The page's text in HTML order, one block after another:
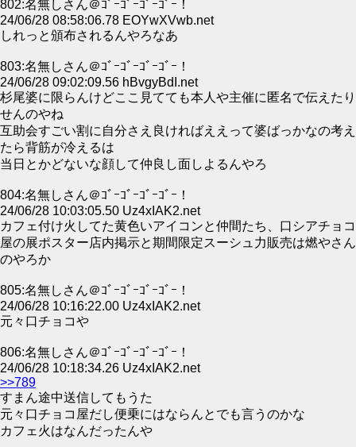
802:名無しさん＠ｺﾞｰｺﾞｰｺﾞｰｺﾞｰ！
24/06/28 08:58:06.78 EOYwXVwb.net
しれっと頒布されるんやろなあ
803:名無しさん＠ｺﾞｰｺﾞｰｺﾞｰｺﾞｰ！
24/06/28 09:02:09.56 hBvgyBdI.net
杉尾婆に限らんけどここ見てても本人や主催に匿名で伝えたり
せんのやね
互助会すごい割に自分さえ良ければええって婆ばっかなの考え
たら背筋が冷えるは
当日とかどないな顔して仲良し面しよるんやろ
804:名無しさん＠ｺﾞｰｺﾞｰｺﾞｰｺﾞｰ！
24/06/28 10:03:05.50 Uz4xIAK2.net
カフェ付け火してた黄色いアイコンと仲間たち、口シアチョコ
屋の展ポスター店内掲示と期間限定スーシュ力販売は燃やさん
のやろか
805:名無しさん＠ｺﾞｰｺﾞｰｺﾞｰｺﾞｰ！
24/06/28 10:16:22.00 Uz4xIAK2.net
元々口チョコや
806:名無しさん＠ｺﾞｰｺﾞｰｺﾞｰｺﾞｰ！
24/06/28 10:18:34.26 Uz4xIAK2.net
>>789
すまん途中送信してもうた
元々口チョコ屋だし便乗にはならんとでも言うのかな
カフェ火はなんだったんや